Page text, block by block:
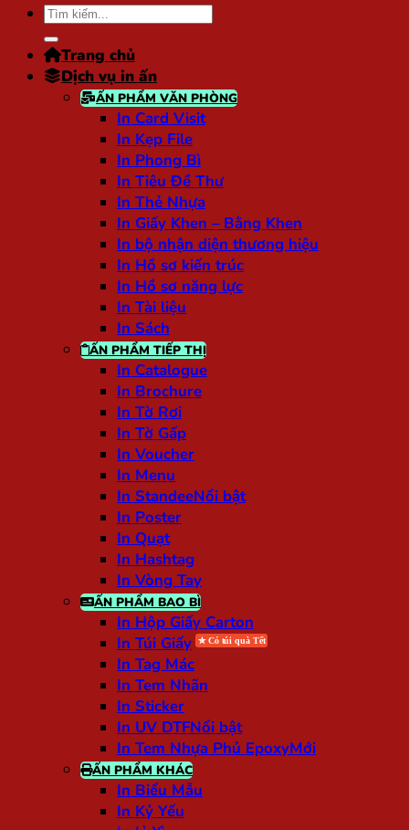
Tìm
kiếm:
Trang chủ
Dịch vụ in ấn
ẤN PHẨM VĂN PHÒNG
In Card Visit
In Kẹp File
In Phong Bì
In Tiêu Đề Thư
In Thẻ Nhựa
In Giấy Khen – Bằng Khen
In bộ nhận diện thương hiệu
In Hồ sơ kiến trúc
In Hồ sơ năng lực
In Tài liệu
In Sách
ẤN PHẨM TIẾP THỊ
In Catalogue
In Brochure
In Tờ Rơi
In Tờ Gấp
In Voucher
In Menu
In Standee
In Poster
In Quạt
In Hashtag
In Vòng Tay
ẤN PHẨM BAO BÌ
In Hộp Giấy Carton
In Túi Giấy
In Tag Mác
In Tem Nhãn
In Sticker
In UV DTF
In Tem Nhựa Phủ Epoxy
ẤN PHẨM KHÁC
In Biểu Mẫu
In Kỷ Yếu